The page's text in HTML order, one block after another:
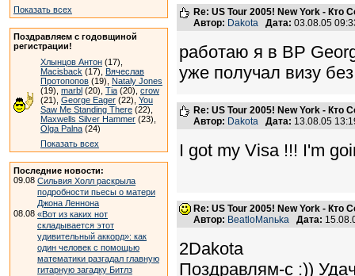
Показать всех
Поздравляем с годовщиной
регистрации!
Хлынцов Антон (17),
Macisback (17), Вячеслав
Протопопов (19), Nataly Jones
(19), marbl (20), Tia (20), crow
(21), George Eager (22), You
Saw Me Standing There (22),
Maxwells Silver Hammer (23),
Olga Palna (24)
Показать всех
Последние новости:
09.08 Сильвия Холл раскрыла
подробности пьесы о матери
Джона Леннона
08.08 «Вот из каких нот
складывается этот
удивительный аккорд»: как
один человек с помощью
математики разгадал главную
гитарную загадку Битлз
Re: US Tour 2005! New York - Кто
Автор: Dakota Дата: 03.08.05
работаю я в BP
уже получал визу
Re: US Tour 2005! New York - Кто
Автор: Dakota Дата: 13.08.05
I got my Visa !!! I'm
Re: US Tour 2005! New York - Кто
Автор: BeatloManьka Дата:
2Dakota
Поздравлям-с :))